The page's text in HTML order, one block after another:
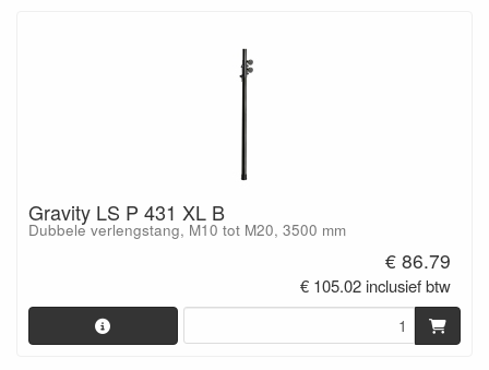
Gravity LS P 431 XL B
Dubbele verlengstang, M10 tot M20, 3500 mm
€ 86.79
€ 105.02 inclusief btw